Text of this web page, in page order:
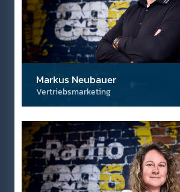
Markus Neubauer
Vertriebsmarketing